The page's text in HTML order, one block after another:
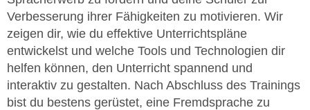
Verbesserung ihrer Fähigkeiten zu motivieren. Wir
zeigen dir, wie du effektive Unterrichtspläne
entwickelst und welche Tools und Technologien dir
helfen können, den Unterricht spannend und
interaktiv zu gestalten. Nach Abschluss des Trainings
bist du bestens gerüstet, eine Fremdsprache zu